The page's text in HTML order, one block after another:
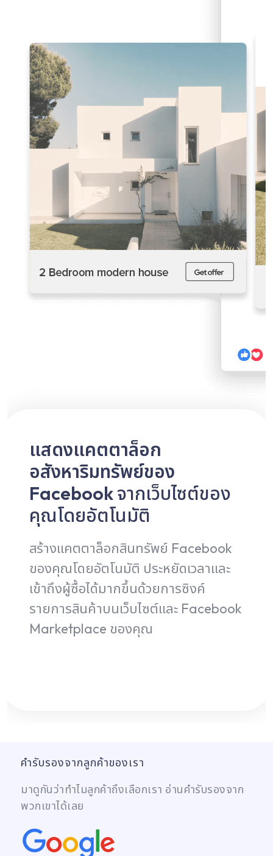
แสดงแคตตาล็อก
อสังหาริมทรัพย์ของ
Facebookจากเว็บไซต์ของ
คุณโดยอัตโนมัติ
สร้างแคตตาล็อกสินทรัพย์ Facebook
ของคุณโดยอัตโนมัติ ประหยัดเวลาและ
เข้าถึงผู้ซื้อได้มากขึ้นด้วยการซิงค์
รายการสินค้าบนเว็บไซต์และ Facebook
Marketplace ของคุณ
คำรับรองจากลูกค้าของเรา
มาดูกันว่าทำไมลูกค้าถึงเลือกเรา อ่านคำรับรองจาก
พวกเขาได้เลย